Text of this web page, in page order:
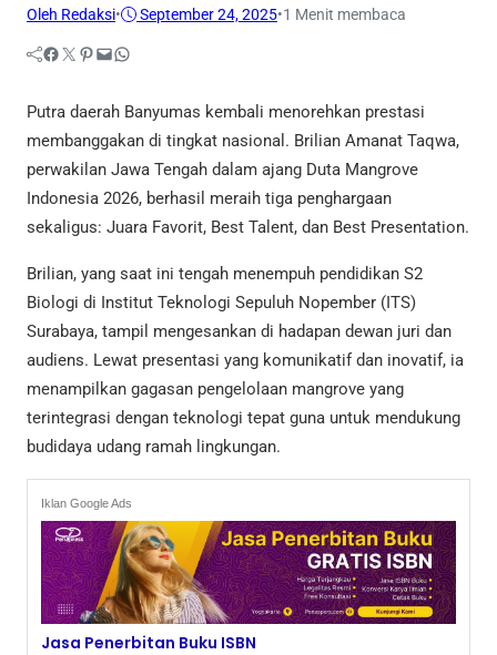
Oleh Redaksi• September 24, 2025•1 Menit membaca
Facebook Twitter Pinterest Mail WhatsApp
Putra daerah Banyumas kembali menorehkan prestasi
membanggakan di tingkat nasional. Brilian Amanat Taqwa,
perwakilan Jawa Tengah dalam ajang Duta Mangrove
Indonesia 2026, berhasil meraih tiga penghargaan
sekaligus: Juara Favorit, Best Talent, dan Best Presentation.
Brilian, yang saat ini tengah menempuh pendidikan S2
Biologi di Institut Teknologi Sepuluh Nopember (ITS)
Surabaya, tampil mengesankan di hadapan dewan juri dan
audiens. Lewat presentasi yang komunikatif dan inovatif, ia
menampilkan gagasan pengelolaan mangrove yang
terintegrasi dengan teknologi tepat guna untuk mendukung
budidaya udang ramah lingkungan.
Iklan Google Ads
Jasa Penerbitan Buku ISBN